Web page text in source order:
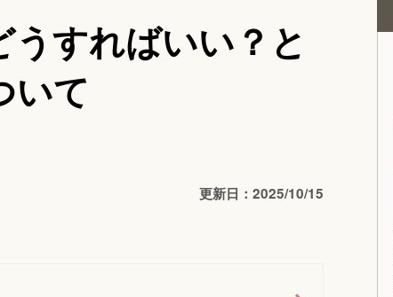
すればいい？と
いて
更新日：2025/10/15